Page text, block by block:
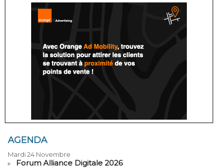
AGENDA
Mardi 24 Novembre
Forum Alliance Digitale 2026